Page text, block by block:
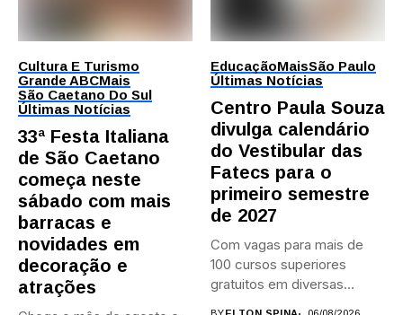
Cultura E Turismo
Grande ABCMais
São Caetano Do Sul
Últimas Notícias
33ª Festa Italiana
de São Caetano
começa neste
sábado com mais
barracas e
novidades em
decoração e
atrações
EducaçãoMaisSão Paulo
Últimas Notícias
Centro Paula Souza
divulga calendário
do Vestibular das
Fatecs para o
primeiro semestre
de 2027
Com vagas para mais de
100 cursos superiores
gratuitos em diversas